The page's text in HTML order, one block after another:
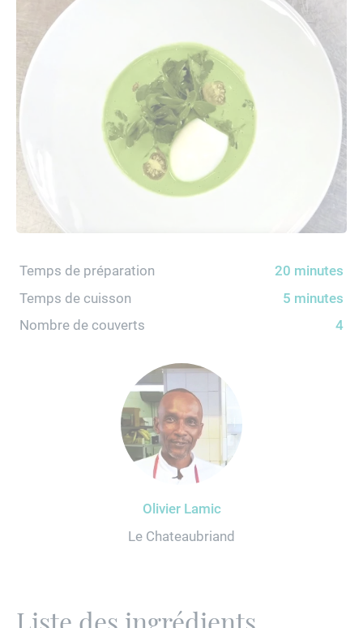
Temps de préparation
20 minutes
Temps de cuisson
5 minutes
Nombre de couverts
4
Olivier Lamic
Le Chateaubriand
Liste des ingrédients